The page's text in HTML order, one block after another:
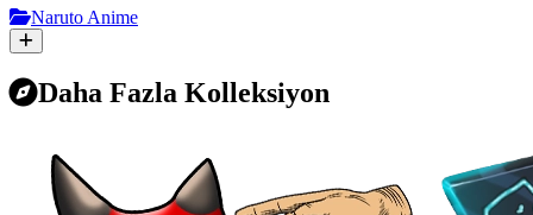
Naruto Anime
Daha Fazla Kolleksiyon